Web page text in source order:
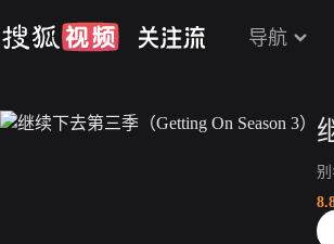
导航
别
上